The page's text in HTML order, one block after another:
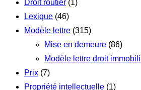
Droit routier (1)
Lexique (46)
Modèle lettre (315)
Mise en demeure (86)
Modèle lettre droit
Prix (7)
Propriété intellectuelle (1)